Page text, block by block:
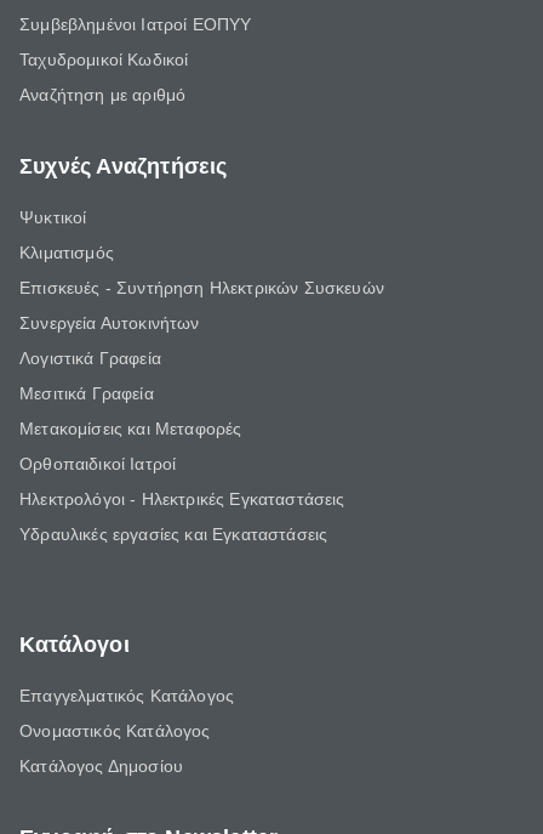
Συμβεβλημένοι Ιατροί ΕΟΠΥΥ
Ταχυδρομικοί Κωδικοί
Αναζήτηση με αριθμό
Συχνές Αναζητήσεις
Ψυκτικοί
Κλιματισμός
Επισκευές - Συντήρηση Ηλεκτρικών Συσκευών
Συνεργεία Αυτοκινήτων
Λογιστικά Γραφεία
Μεσιτικά Γραφεία
Μετακομίσεις και Μεταφορές
Ορθοπαιδικοί Ιατροί
Ηλεκτρολόγοι - Ηλεκτρικές Εγκαταστάσεις
Υδραυλικές εργασίες και Εγκαταστάσεις
Κατάλογοι
Επαγγελματικός Κατάλογος
Ονομαστικός Κατάλογος
Κατάλογος Δημοσίου